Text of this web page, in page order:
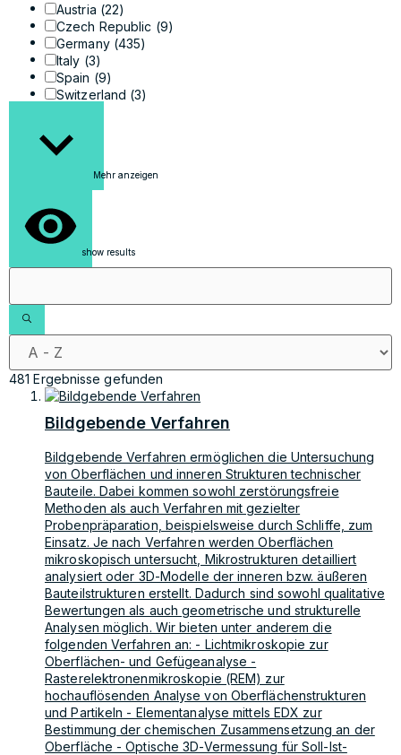
Austria (22)
Czech Republic (9)
Germany (435)
Italy (3)
Spain (9)
Switzerland (3)
Mehr anzeigen
show results
481 Ergebnisse gefunden
Bildgebende Verfahren
Bildgebende Verfahren ermöglichen die Untersuchung
von Oberflächen und inneren Strukturen technischer
Bauteile. Dabei kommen sowohl zerstörungsfreie
Methoden als auch Verfahren mit gezielter
Probenpräparation, beispielsweise durch Schliffe, zum
Einsatz. Je nach Verfahren werden Oberflächen
mikroskopisch untersucht, Mikrostrukturen detailliert
analysiert oder 3D-Modelle der inneren bzw. äußeren
Bauteilstrukturen erstellt. Dadurch sind sowohl qualitative
Bewertungen als auch geometrische und strukturelle
Analysen möglich. Wir bieten unter anderem die
folgenden Verfahren an: - Lichtmikroskopie zur
Oberflächen- und Gefügeanalyse -
Rasterelektronenmikroskopie (REM) zur
hochauflösenden Analyse von Oberflächenstrukturen
und Partikeln - Elementanalyse mittels EDX zur
Bestimmung der chemischen Zusammensetzung an der
Oberfläche - Optische 3D-Vermessung für Soll-Ist-